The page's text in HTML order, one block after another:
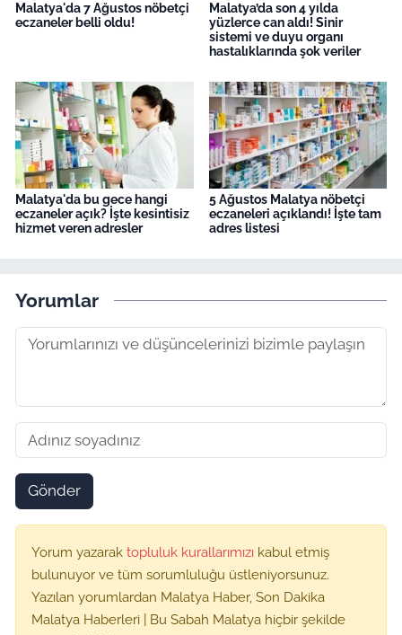
Malatya'da 7 Ağustos nöbetçi
eczaneler belli oldu!
Malatya’da son 4 yılda
yüzlerce can aldı! Sinir
sistemi ve duyu organı
hastalıklarında şok veriler
Malatya'da bu gece hangi
eczaneler açık? İşte kesintisiz
hizmet veren adresler
5 Ağustos Malatya nöbetçi
eczaneleri açıklandı! İşte tam
adres listesi
Yorumlar
Gönder
Yorum yazarak topluluk kurallarımızı kabul etmiş
bulunuyor ve tüm sorumluluğu üstleniyorsunuz.
Yazılan yorumlardan Malatya Haber, Son Dakika
Malatya Haberleri | Bu Sabah Malatya hiçbir şekilde